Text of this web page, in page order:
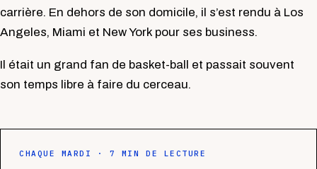
carrière. En dehors de son domicile, il s’est rendu à Los
Angeles, Miami et New York pour ses business.
Il était un grand fan de basket-ball et passait souvent
son temps libre à faire du cerceau.
CHAQUE MARDI · 7 MIN DE LECTURE